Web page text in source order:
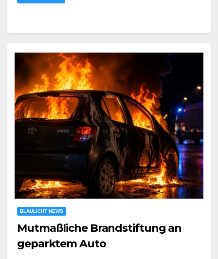
BLAULICHT NEWS
Mutmaßliche Brandstiftung an
geparktem Auto